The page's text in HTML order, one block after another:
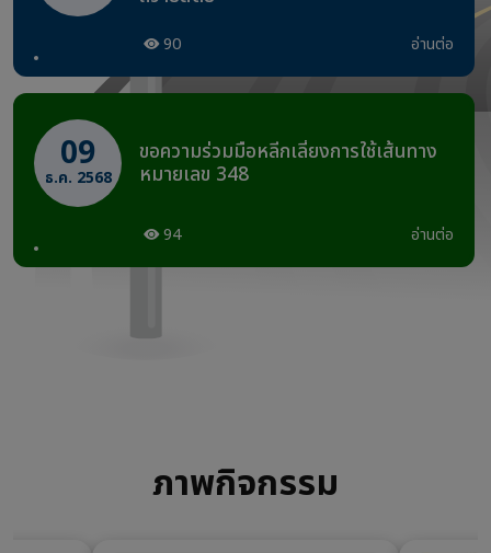
90 อ่านต่อ
09
ธ.ค. 2568
ขอความร่วมมือหลีกเลี่ยงการใช้เส้นทาง
หมายเลข 348
94 อ่านต่อ
ภาพกิจกรรม